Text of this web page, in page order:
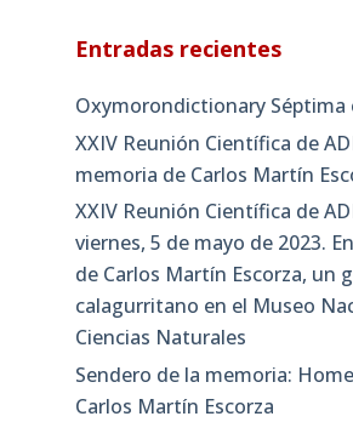
Entradas recientes
Oxymorondictionary Séptima
XXIV Reunión Científica de
memoria de Carlos Martín
XXIV Reunión Científica de
viernes, 5 de mayo de 2023.
de Carlos Martín Escorza, un
calagurritano en el Museo
Ciencias Naturales
Sendero de la memoria:
Carlos Martín Escorza